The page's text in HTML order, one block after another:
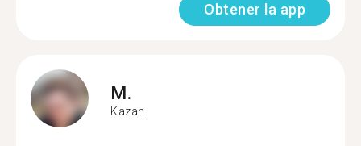
Obtener la app
M.
Kazan